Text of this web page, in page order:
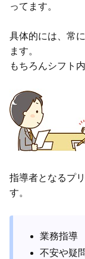
ってます。
具体的には、常に
ます。
もちろんシフト
指導者となるプ
す。
業務指導
不安や疑